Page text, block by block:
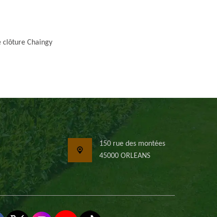
clôture Chaingy
150 rue des montées
45000 ORLEANS